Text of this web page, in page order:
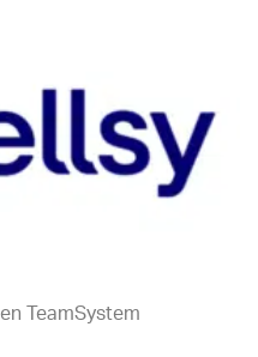
TeamSystem